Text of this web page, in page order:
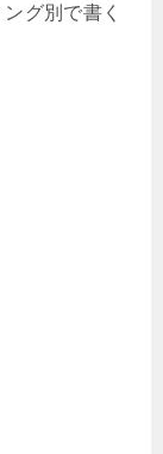
グ別で書く